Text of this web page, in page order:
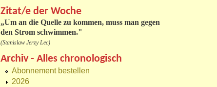
Zitat/e der Woche
„Um an die Quelle zu kommen, muss man gegen
den Strom schwimmen."
(Stanislaw Jerzy Lec)
Archiv - Alles chronologisch
Abonnement bestellen
2026